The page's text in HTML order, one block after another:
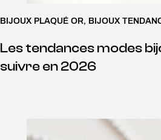
BIJOUX PLAQUÉ OR, BIJOUX
Les tendances modes
suivre en 2026